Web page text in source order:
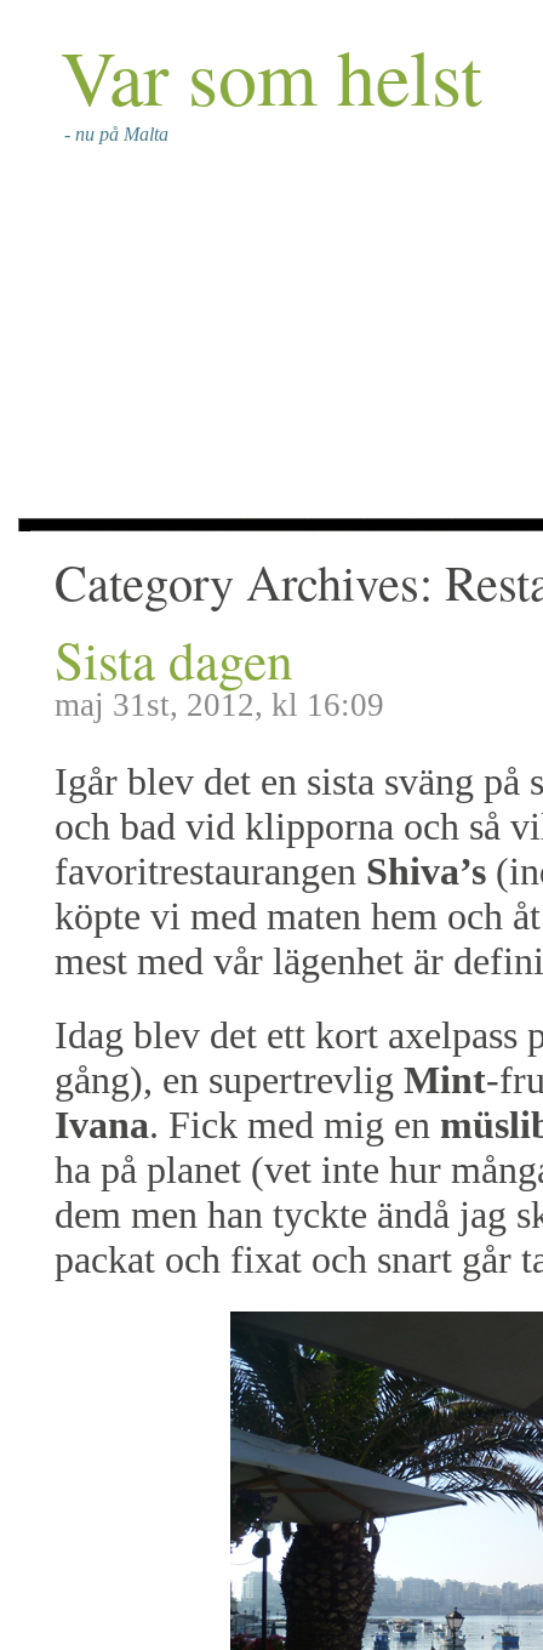
Var som helst
- nu på Malta
Category Archives:
Sista dagen
maj 31st, 2012, kl 16:09
Igår blev det en sista sväng
och bad vid klipporna och så
favoritrestaurangen Shiva’s
köpte vi med maten hem och
mest med vår lägenhet är
Idag blev det ett kort
gång), en supertrevlig Mint-
Ivana. Fick med mig en
ha på planet (vet inte hur
dem men han tyckte ändå jag
packat och fixat och snart går